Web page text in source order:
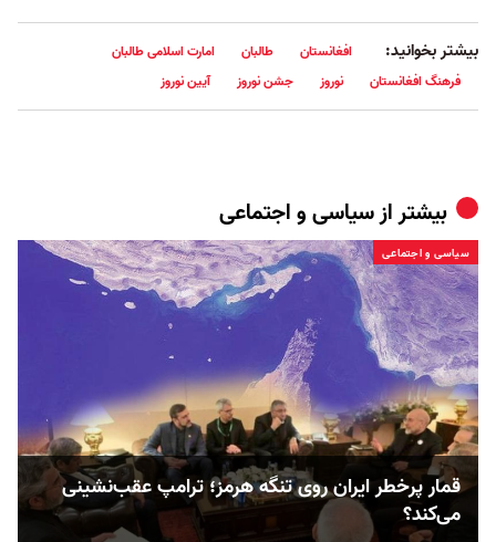
بیشتر بخوانید: افغانستان طالبان
امارت اسلامی طالبان
فرهنگ افغانستان
نوروز جشن نوروز آیین نوروز
بیشتر ازسیاسی و اجتماعی
سیاسی و اجتماعی
قمار پرخطر ایران روی تنگه هرمز؛ ترامپ عقب‌نشینی
می‌کند؟